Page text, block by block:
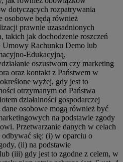
dotyczących rozpatrywania
osobowe będą również
prawnie uzasadnionych
takich jak dochodzenie roszczeń
Rachunku Demo lub
Edukacyjną,
oszustwom czy marketing
oraz kontakt z Państwem w
wyżej, gdy jest to
otrzymanym od Państwa
działalności gospodarczej
osobowe mogą również być
na podstawie zgody
Przetwarzanie danych w celach
się: (i) w oparciu o
(ii) na podstawie
(iii) gdy jest to zgodne z celem, w